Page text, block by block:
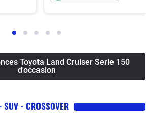
Toyota Land Cruiser Serie 150
d'occasion
- CROSSOVER